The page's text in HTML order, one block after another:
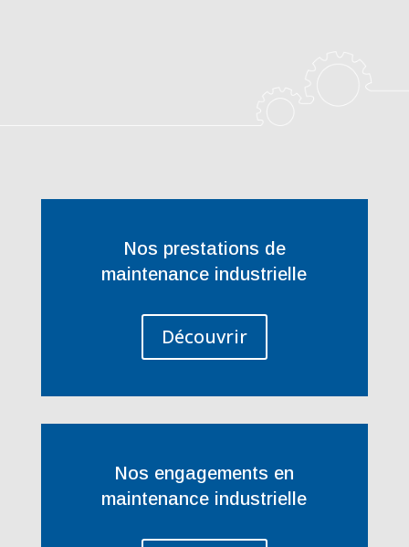
Nos prestations de
maintenance industrielle
Découvrir
Nos engagements en
maintenance industrielle